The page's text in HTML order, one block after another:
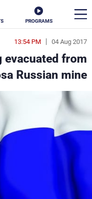
PROGRAMS
04 Aug 2017
13:54 PM
evacuated from
Russian mine
en
الأخبار
سياسة
إقتصاد
منوعات